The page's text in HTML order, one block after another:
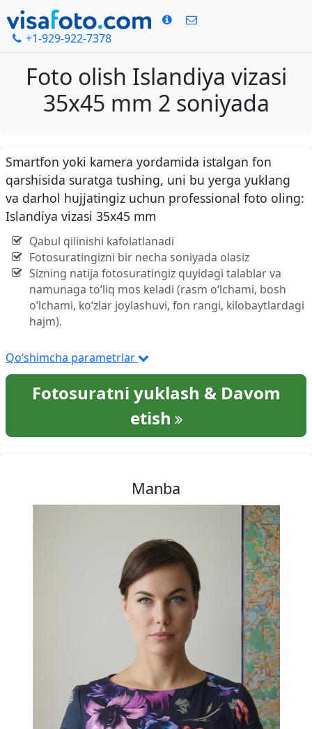
+1-929-922-7378
Foto olish Islandiya vizasi
35x45 mm 2 soniyada
Smartfon yoki kamera yordamida istalgan fon
qarshisida suratga tushing, uni bu yerga yuklang
va darhol hujjatingiz uchun professional foto oling:
Islandiya vizasi 35x45 mm
Qabul qilinishi kafolatlanadi
Fotosuratingizni bir necha soniyada olasiz
Sizning natija fotosuratingiz quyidagi talablar va
namunaga to‘liq mos keladi (rasm o‘lchami, bosh
o‘lchami, ko‘zlar joylashuvi, fon rangi, kilobaytlardagi
hajm).
Qo‘shimcha parametrlar
Fotosuratni yuklash & Davom
etish
Manba